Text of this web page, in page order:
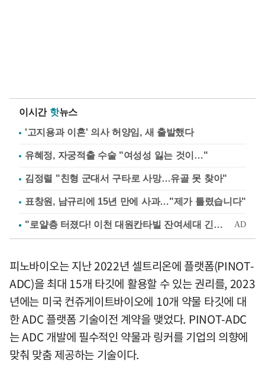
이시간 핫뉴스
'고지용과 이혼' 의사 허양임, 새 출발했다
유혜정, 자궁적출 수술 "여성성 잃는 것이…"
김정렬 "친형 군대서 구타로 사망…유골 못 찾아"
표창원, 남규리에 15년 만에 사과…"제가 틀렸습니다"
피노바이오는 지난 2022년 셀트리온에 플랫폼(PINOT-
ADC)을 최대 15개 타깃에 활용할 수 있는 권리를, 2023
년에는 미국 컨쥬게이트바이오에 10개 약물 타깃에 대
한 ADC 플랫폼 기술이전 계약을 맺었다. PINOT-ADC
는 ADC 개발에 필수적인 약물과 링커를 기업의 의향에
맞춰 맞춤 제공하는 기술이다.